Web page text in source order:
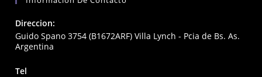
Direccion:
Guido Spano 3754 (B1672ARF) Villa Lynch - Pcia de Bs. As.
Argentina
Tel